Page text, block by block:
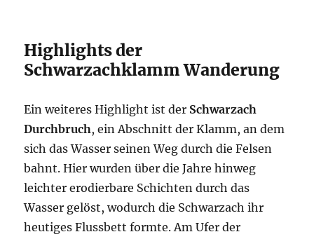
Highlights der
Schwarzachklamm Wanderung
Ein weiteres Highlight ist der Schwarzach
Durchbruch, ein Abschnitt der Klamm, an dem
sich das Wasser seinen Weg durch die Felsen
bahnt. Hier wurden über die Jahre hinweg
leichter erodierbare Schichten durch das
Wasser gelöst, wodurch die Schwarzach ihr
heutiges Flussbett formte. Am Ufer der